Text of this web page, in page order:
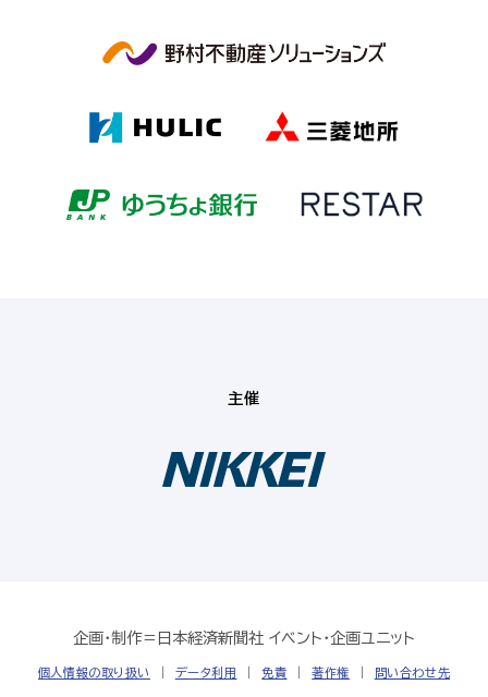
主催
企画・制作＝日本経済新聞社 イベント・企画ユニット
個人情報の取り扱い データ利用 免責 著作権 問い合わせ先